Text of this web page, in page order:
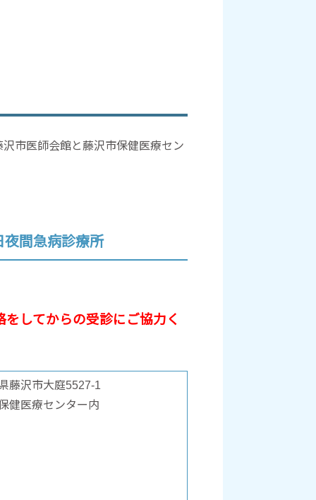
市医師会館と藤沢市保健医療セン
間急病診療所
してからの受診にご協力く
藤沢市大庭5527-1
健医療センター内